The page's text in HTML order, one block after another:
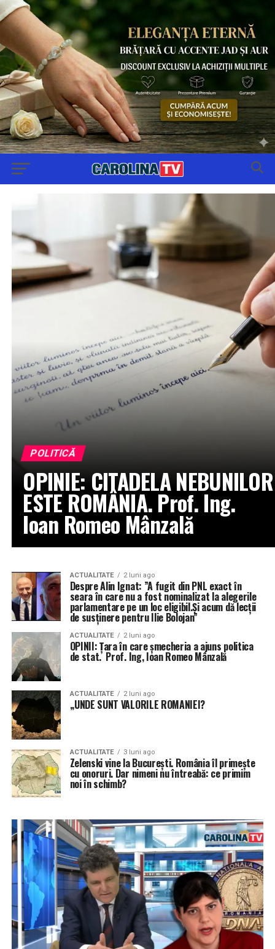
POLITICĂ
OPINIE: CITADELA NEBUNILOR
ESTE ROMÂNIA. Prof. Ing.
Ioan Romeo Mânzală
ACTUALITATE 2 luni ago
Despre Alin Ignat: ”A fugit din PNL exact în
seara în care nu a fost nominalizat la alegerile
parlamentare pe un loc eligibil.Și acum dă lecții
de susținere pentru Ilie Bolojan”
ACTUALITATE 2 luni ago
OPINII: Țara în care șmecheria a ajuns politica
de stat. Prof. Ing, Ioan Romeo Mânzală
ACTUALITATE 2 luni ago
,,UNDE SUNT VALORILE ROMANIEI?
ACTUALITATE 3 luni ago
Zelenski vine la București. România îl primește
cu onoruri. Dar nimeni nu întreabă: ce primim
noi în schimb?